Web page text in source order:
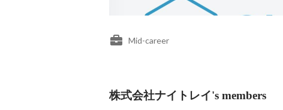
Mid-career
株式会社ナイトレイ's members